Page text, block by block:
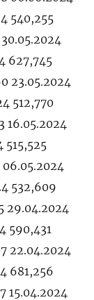
540,255
627,745
23.05.2024
512,770
16.05.2024
515,525
06.05.2024
532,609
29.04.2024
590,431
22.04.2024
681,256
15.04.2024